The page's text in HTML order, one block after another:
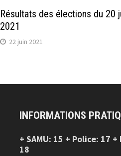
Résultats des élections du 20
2021
22 juin 2021
INFORMATIONS
+ SAMU: 15 + Police: 17
18